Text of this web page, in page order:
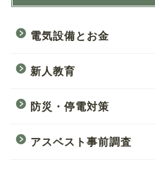
電気設備とお金
新人教育
防災・停電対策
アスベスト事前調査